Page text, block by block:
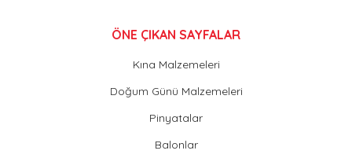
ÖNE ÇIKAN SAYFALAR
Kına Malzemeleri
Doğum Günü Malzemeleri
Pinyatalar
Balonlar